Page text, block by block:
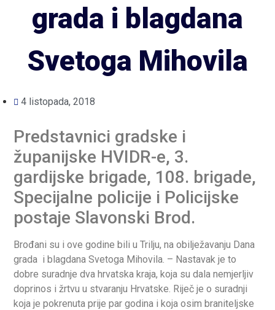
grada i blagdana
Svetoga Mihovila
4 listopada, 2018
Predstavnici gradske i
županijske HVIDR-e, 3.
gardijske brigade, 108. brigade,
Specijalne policije i Policijske
postaje Slavonski Brod.
Brođani su i ove godine bili u Trilju, na obilježavanju Dana
grada i blagdana Svetoga Mihovila. – Nastavak je to
dobre suradnje dva hrvatska kraja, koja su dala nemjerljiv
doprinos i žrtvu u stvaranju Hrvatske. Riječ je o suradnji
koja je pokrenuta prije par godina i koja osim braniteljske